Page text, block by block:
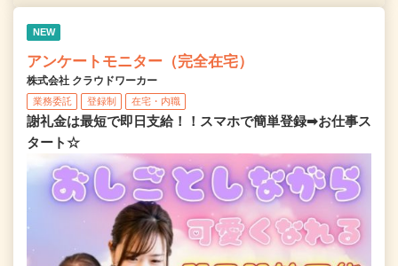
NEW
アンケートモニター（完全在宅）
株式会社 クラウドワーカー
業務委託 登録制 在宅・内職
謝礼金は最短で即日支給！！スマホで簡単登録➡お仕事ス
タート☆